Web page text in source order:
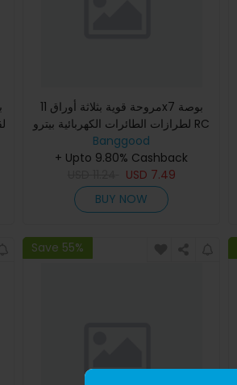
مروحة قوية بثلاثة أوراق 11x7 بوصة
لطرازات الطائرات الكهربائية بيترو RC
من طراز QTmodel
Banggood
+ Upto 9.80% Cashback
USD 7.49
BUY NOW
Save 55%